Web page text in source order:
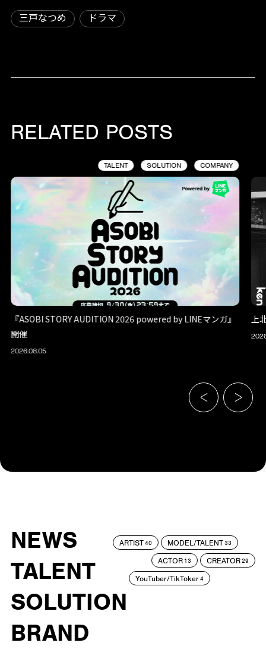
三戸なつめ ドラマ
RELATED POSTS
TALENT SOLUTION COMPANY
『ASOBI STORY AUDITION 2026 powered by LINEマンガ』
開催
2026.08.05
上
NEWS
TALENT
SOLUTION
BRAND
ARTIST40 MODEL/TALENT33
ACTOR 13 CREATOR29
YouTuber/TikToker4